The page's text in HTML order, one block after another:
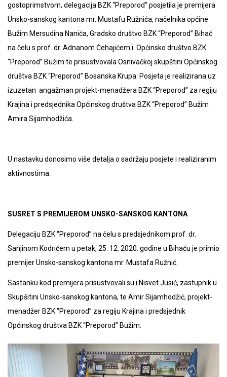
gostoprimstvom, delegacija BZK “Preporod” posjetila je premijera
Unsko-sanskog kantona mr. Mustafu Ružnića, načelnika općine
Bužim Mersudina Nanića, Gradsko društvo BZK “Preporod” Bihać
na čelu s prof. dr. Adnanom Ćehajićem i Općinsko društvo BZK
“Preporod” Bužim te prisustvovala Osnivačkoj skupštini Općinskog
društva BZK “Preporod” Bosanska Krupa. Posjeta je realizirana uz
izuzetan angažman projekt-menadžera BZK “Preporod” za regiju
Krajina i predsjednika Općinskog društva BZK “Preporod” Bužim
Amira Sijamhodžića.
U nastavku donosimo više detalja o sadržaju posjete i realiziranim
aktivnostima.
SUSRET S PREMIJEROM UNSKO-SANSKOG KANTONA
Delegaciju BZK “Preporod” na čelu s predsjednikom prof. dr.
Sanjinom Kodrićem u petak, 25. 12. 2020. godine u Bihaću je primio
premijer Unsko-sanskog kantona mr. Mustafa Ružnić.
Sastanku kod premijera prisustvovali su i Nisvet Jusić, zastupnik u
Skupšitini Unsko-sanskog kantona, te Amir Sijamhodžić, projekt-
menadžer BZK “Preporod” za regiju Krajina i predsjednik
Općinskog društva BZK “Preporod” Bužim.